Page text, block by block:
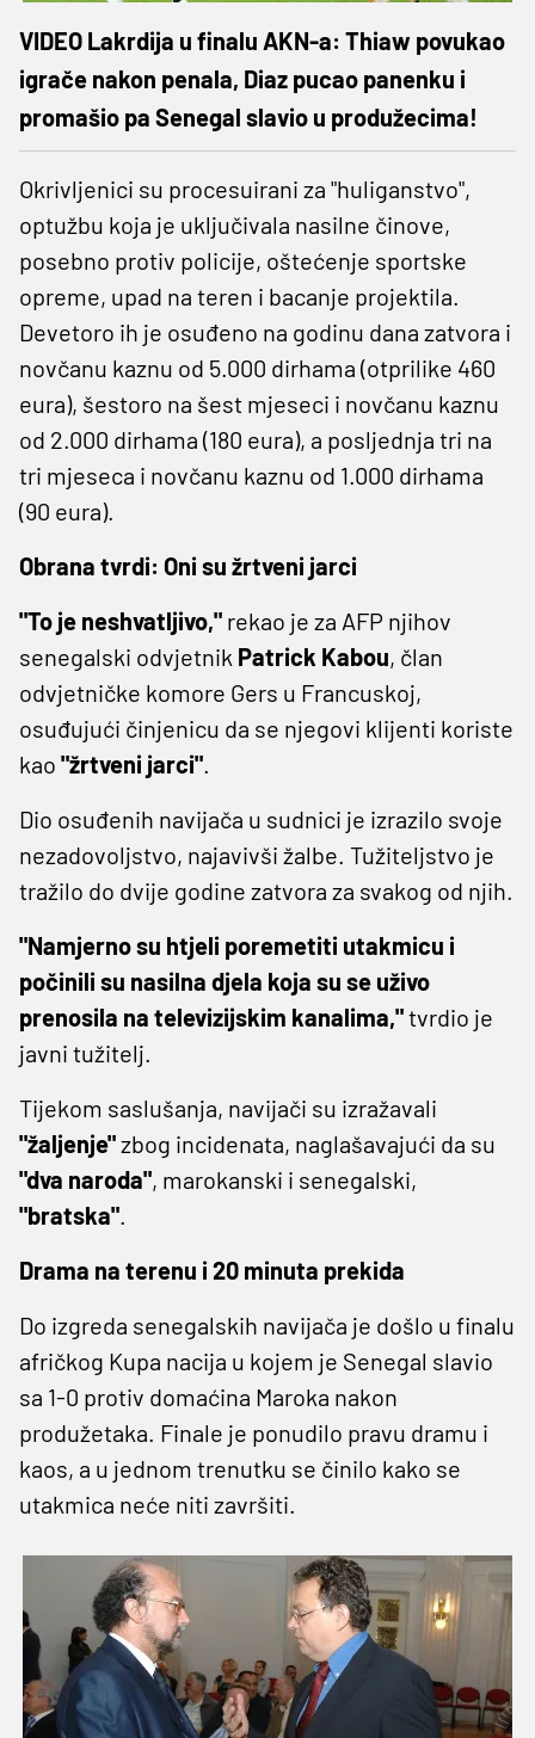
VIDEO Lakrdija u finalu AKN-a: Thiaw povukao
igrače nakon penala, Diaz pucao panenku i
promašio pa Senegal slavio u produžecima!
Okrivljenici su procesuirani za "huliganstvo",
optužbu koja je uključivala nasilne činove,
posebno protiv policije, oštećenje sportske
opreme, upad na teren i bacanje projektila.
Devetoro ih je osuđeno na godinu dana zatvora i
novčanu kaznu od 5.000 dirhama (otprilike 460
eura), šestoro na šest mjeseci i novčanu kaznu
od 2.000 dirhama (180 eura), a posljednja tri na
tri mjeseca i novčanu kaznu od 1.000 dirhama
(90 eura).
Obrana tvrdi: Oni su žrtveni jarci
"To je neshvatljivo," rekao je za AFP njihov
senegalski odvjetnik Patrick Kabou, član
odvjetničke komore Gers u Francuskoj,
osuđujući činjenicu da se njegovi klijenti koriste
kao "žrtveni jarci".
Dio osuđenih navijača u sudnici je izrazilo svoje
nezadovoljstvo, najavivši žalbe. Tužiteljstvo je
tražilo do dvije godine zatvora za svakog od njih.
"Namjerno su htjeli poremetiti utakmicu i
počinili su nasilna djela koja su se uživo
prenosila na televizijskim kanalima,"tvrdio je
javni tužitelj.
Tijekom saslušanja, navijači su izražavali
"žaljenje"zbog incidenata, naglašavajući da su
"dva naroda", marokanski i senegalski,
"bratska".
Drama na terenu i 20 minuta prekida
Do izgreda senegalskih navijača je došlo u finalu
afričkog Kupa nacija u kojem je Senegal slavio
sa 1-0 protiv domaćina Maroka nakon
produžetaka. Finale je ponudilo pravu dramu i
kaos, a u jednom trenutku se činilo kako se
utakmica neće niti završiti.